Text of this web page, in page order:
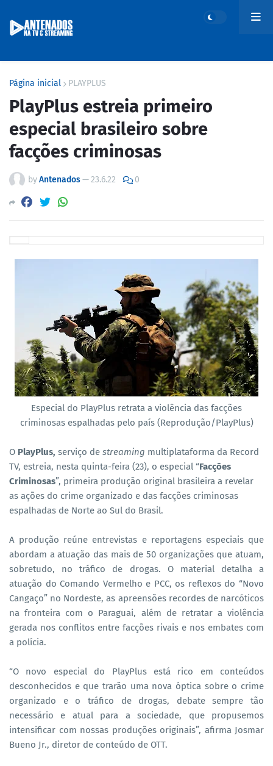
Página inicial PLAYPLUS
PlayPlus estreia primeiro
especial brasileiro sobre
facções criminosas
byAntenados—23.6.22 0
Especial do PlayPlus retrata a violência das facções
criminosas espalhadas pelo país (Reprodução/PlayPlus)
O PlayPlus, serviço de streaming multiplataforma da Record
TV, estreia, nesta quinta-feira (23), o especial “Facções
Criminosas”, primeira produção original brasileira a revelar
as ações do crime organizado e das facções criminosas
espalhadas de Norte ao Sul do Brasil.
A produção reúne entrevistas e reportagens especiais que
abordam a atuação das mais de 50 organizações que atuam,
sobretudo, no tráfico de drogas. O material detalha a
atuação do Comando Vermelho e PCC, os reflexos do “Novo
Cangaço” no Nordeste, as apreensões recordes de narcóticos
na fronteira com o Paraguai, além de retratar a violência
gerada nos conflitos entre facções rivais e nos embates com
a polícia.
“O novo especial do PlayPlus está rico em conteúdos
desconhecidos e que trarão uma nova óptica sobre o crime
organizado e o tráfico de drogas, debate sempre tão
necessário e atual para a sociedade, que propusemos
intensificar com nossas produções originais”, afirma Josmar
Bueno Jr., diretor de conteúdo de OTT.